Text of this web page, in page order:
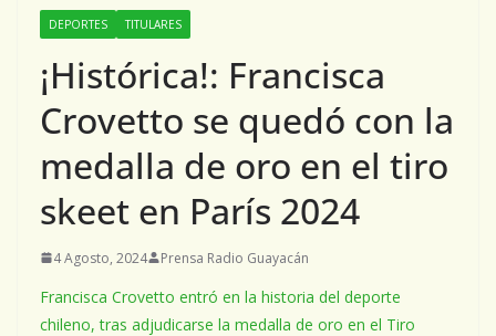
DEPORTES TITULARES
¡Histórica!: Francisca
Crovetto se quedó con la
medalla de oro en el tiro
skeet en París 2024
4 Agosto, 2024 Prensa Radio Guayacán
Francisca Crovetto entró en la historia del deporte
chileno, tras adjudicarse la medalla de oro en el Tiro